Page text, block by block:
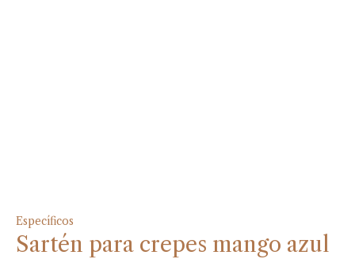
Específicos
Sartén para crepes mango azul